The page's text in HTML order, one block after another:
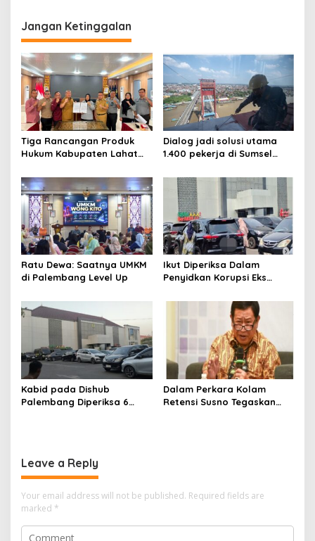
Jangan Ketinggalan
Tiga Rancangan Produk
Hukum Kabupaten Lahat
Harmonisasi
Dialog jadi solusi utama
1.400 pekerja di Sumsel
Ratu Dewa: Saatnya UMKM
di Palembang Level Up
Ikut Diperiksa Dalam
Penyidkan Korupsi Eks
Palembang
Kabid pada Dishub
Palembang Diperiksa 6
Dalam Perkara Kolam
Retensi Susno Tegaskan
Leave a Reply
Your email address will not be published. Required fields are
marked *